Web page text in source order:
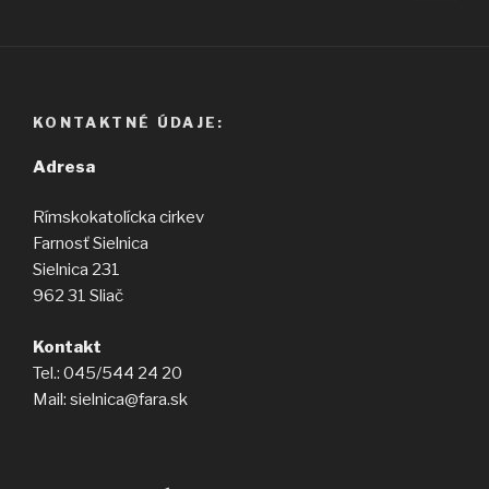
KONTAKTNÉ ÚDAJE:
Adresa
Rímskokatolícka cirkev
Farnosť Sielnica
Sielnica 231
962 31 Sliač
Kontakt
Tel.: 045/544 24 20
Mail: sielnica@fara.sk